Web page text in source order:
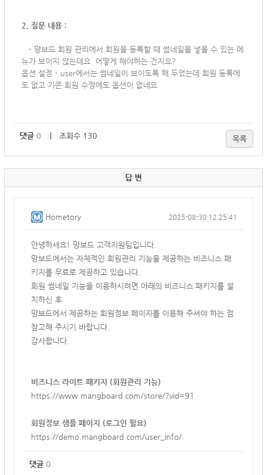
2. 질문 내용 :
- 망보드 회원 관리에서 회원을 등록할 때 썸네일을 넣을 수 있는 메
뉴가 보이지 않는데요. 어떻게 해야하는 건지요?
옵션 설정 - user에서는 썸네일이 보이도록 해 두었는데 회원 등록에
도 없고 기존 회원 수정에도 옵션이 없네요.
댓글 0 ｜ 조회수 130 목록
답 변
Hometory 2025-08-30 12:25:41
안녕하세요! 망보드 고객지원팀입니다.
망보드에서는 자체적인 회원관리 기능을 제공하는 비즈니스 패
키지를 무료로 제공하고 있습니다.
회원 썸네일 기능을 이용하시려면 아래의 비즈니스 패키지를 설
치하신 후
망보드에서 제공하는 회원정보 페이지를 이용해 주셔야 하는 점
참고해 주시기 바랍니다.
감사합니다.
비즈니스 라이트 패키지 (회원관리 기능)
https://www.mangboard.com/store/?vid=91
회원정보 샘플 페이지 (로그인 필요)
https://demo.mangboard.com/user_info/
댓글 0